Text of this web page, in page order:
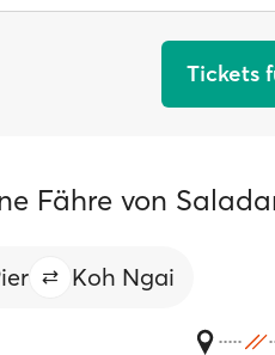
Tickets
Fähre von
Koh Ngai